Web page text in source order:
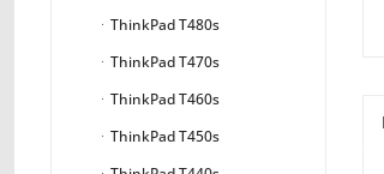
ThinkPad T480s
ThinkPad T470s
ThinkPad T460s
ThinkPad T450s